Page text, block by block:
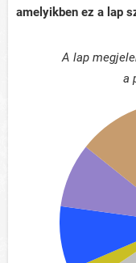
amelyikben ez a lap
A lap
a